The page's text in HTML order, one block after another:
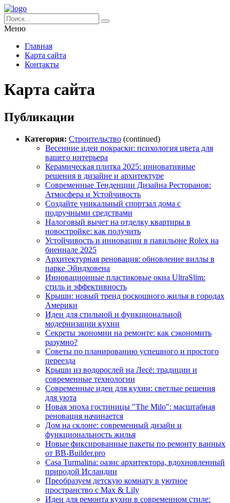
Меню
Главная
Карта сайта
Контакты
Карта сайта
Публикации
Категория: Строительство (continued)
Весенние идеи покраски: психология цвета для
вашего интерьера
Керамическая плитка 2025: инновативные
решения в дизайне и архитектуре
Современные Тенденции Дизайна Ресторанов:
Атмосфера и Устойчивость
Создайте уникальный спортзал дома с
подручными средствами
Налоговый вычет на отделку квартиры в
новостройке: как получить
Устойчивость и инновации в павильоне Rolex на
биеннале 2025
Архитектурная реновация: обновление виллы в
парке Эйндховена
Инновационные пластиковые окна UltraSlim:
стиль и эффективность
Крыши: новый тренд роскошного жилья в городах
Америки
Идеи для стильной и функциональной
модернизации кухни
Секреты экономии на ремонте: как сэкономить
разумно?
Советы по планированию успешного и простого
переезда
Крыши из водорослей на Лесё: традиции и
современные технологии
Современные идеи для кухни: светлые решения
для уюта
Новая эпоха гостиницы "The Milo": масштабная
реновация начинается
Дом на склоне: современный дизайн и
функциональность жилья
Новые фиксированные пакеты по ремонту ванных
от BB-Builder.pro
Casa Turmalina: оазис архитектора, вдохновленный
природой Исландии
Преобразуем детскую комнату в уютное
пространство с Max & Lily
Идеи для ремонта кухни в современном стиле: